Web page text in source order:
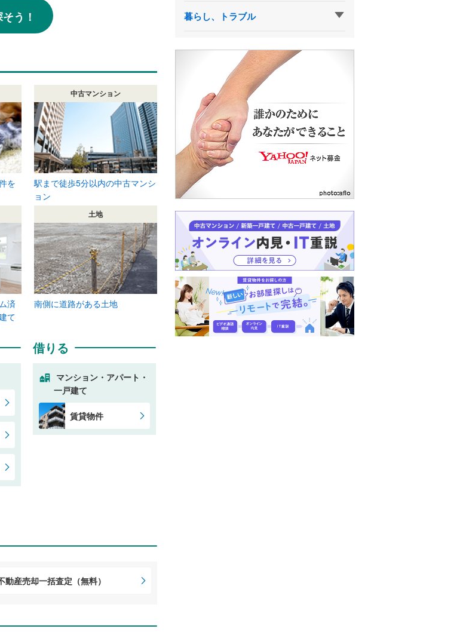
う！
を
中古マンション
駅まで徒歩5分以内の中古マンシ
ョン
済
て
土地
南側に道路がある土地
借りる
マンション・アパート・
一戸建て
賃貸物件
動産売却一括査定（無料）
暮らし、トラブル